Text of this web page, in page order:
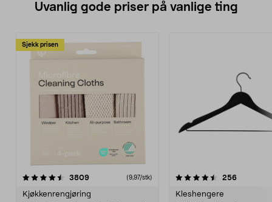
Uvanlig gode priser på vanlige ting
Sjekk prisen
3809anmeldelser(9,97/stk)
Kjøkkenrengjøring
4.5av 5 stjerner 256
Kleshengere
4.5av 5 stjerner